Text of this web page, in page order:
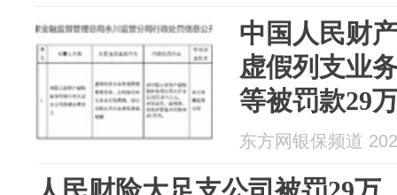
中国人民财
虚假列支业
等被罚款29
东方网银保频道